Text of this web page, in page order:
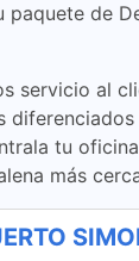
paquete de
servicio al
diferenciados
tu
más